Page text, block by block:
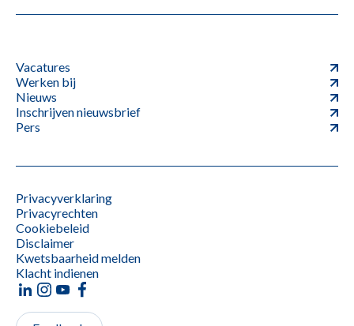
Vacatures
Werken bij
Nieuws
Inschrijven nieuwsbrief
Pers
Privacyverklaring
Privacyrechten
Cookiebeleid
Disclaimer
Kwetsbaarheid melden
Klacht indienen